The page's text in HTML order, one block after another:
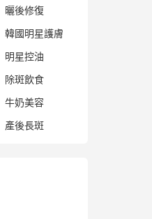
曬後修復
韓國明星護膚
明星控油
除斑飲食
牛奶美容
產後長斑